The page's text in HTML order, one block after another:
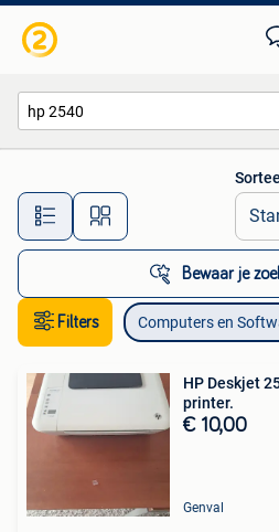
Alle afstanden…
Bewaar je
Filters Computers en
HP Deskjet
printer.
€ 10,00
Genval